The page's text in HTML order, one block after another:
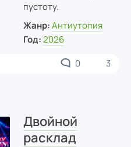
пустоту.
Жанр: Антиутопия
Год: 2026
0 3
Двойной
расклад